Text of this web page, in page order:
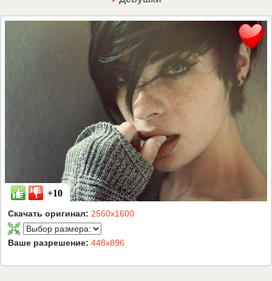
+10
Скачать оригинал: 2560x1600
Ваше разрешение: 448x896